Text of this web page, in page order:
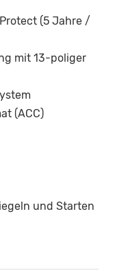
(5 Jahre /
mit 13-poliger
(ACC)
und Starten